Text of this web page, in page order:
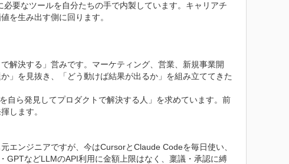
要なツールを自分たちの手で内製しています。キャリアチ
を生み出す側に回ります。
解決する」営みです。マーケティング、営業、新規事業開
を見抜き、「どう動けば結果が出るか」を組み立ててきた
自ら発見してプロダクトで解決する人」を求めています。前
します。
エンジニアですが、今はCursorとClaude Codeを毎日使い、
GPTなどLLMのAPI利用に金額上限はなく、稟議・承認に縛